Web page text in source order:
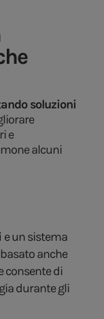
soluzioni
e
alcuni
e un sistema
anche
consente di
durante gli